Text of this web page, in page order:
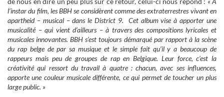
l’instar du film, les BBH se considèrent comme des extraterrestres vivant en
apartheid – musical – dans le District 9. Cet album vise à apporter une
musicalité – qui vient d’ailleurs – à travers des compositions lyricales et
musicales innovantes. BBH s’est toujours démarqué par rapport à la scène
du rap belge de par sa musique et le simple fait qu’il y a beaucoup de
rappeurs mais peu de groupes de rap en Belgique. Leur force, c’est la
créativité qui ressort du travail à quatre : chacun, avec ses influences,
apporte une couleur musicale différente, ce qui permet de toucher un plus
large public. »